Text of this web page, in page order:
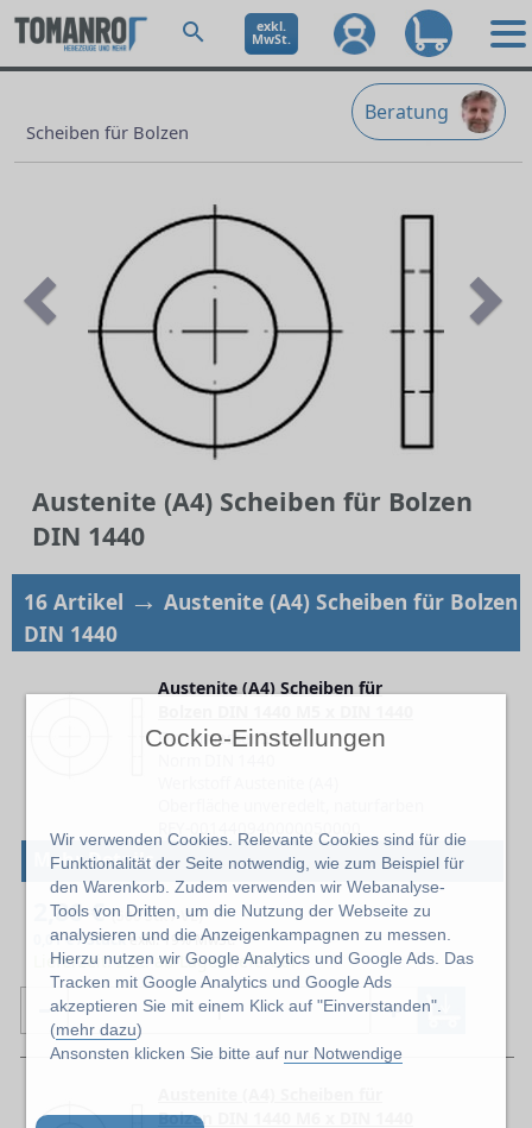
Cockie-Einstellungen
Wir verwenden Cookies. Relevante Cookies sind für die
Funktionalität der Seite notwendig, wie zum Beispiel für
den Warenkorb. Zudem verwenden wir Webanalyse-
Tools von Dritten, um die Nutzung der Webseite zu
analysieren und die Anzeigenkampagnen zu messen.
Hierzu nutzen wir Google Analytics und Google Ads. Das
Tracken mit Google Analytics und Google Ads
akzeptieren Sie mit einem Klick auf "Einverstanden".
(mehr dazu)
Ansonsten klicken Sie bitte auf nur Notwendige
exkl.
MwSt.
Beratung
Scheiben für Bolzen
Previous
Austenite (A4) Scheiben für Bolzen
DIN 1440
16 Artikel → Austenite (A4) Scheiben für Bolzen
DIN 1440
Austenite (A4) Scheiben für
Durchmesser 5 mm
REY-001440940000050000
Mehr Details
2,86 €(500 Stk / VE)
0,01 € / Stückexkl. 19% MwSt.
Lieferzeit: z.Zt. ab Lager lieferbar
Bolzen DIN 1440 M6 x DIN 1440